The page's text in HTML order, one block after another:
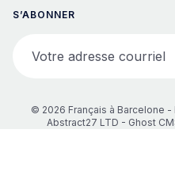
S’ABONNER
© 2026 Français à Barcelone
Abstract27 LTD - Ghost